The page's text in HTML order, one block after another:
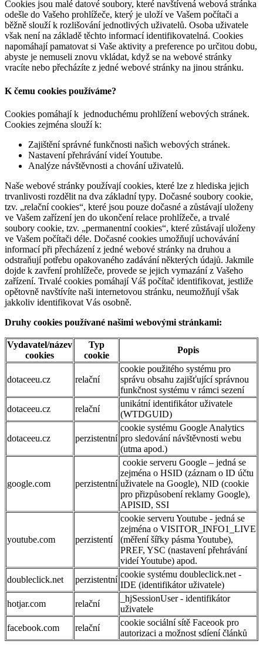
Cookies jsou malé datové soubory, které navštívená webová stránka
odešle do Vašeho prohlížeče, který je uloží ve Vašem počítači a
běžně slouží k rozlišování jednotlivých uživatelů. Osoba uživatele
však není na základě těchto informací identifikovatelná. Cookies
napomáhají pamatovat si Vaše aktivity a preference po určitou dobu,
abyste je nemuseli znovu vkládat, když se na webové stránky
vracíte nebo přecházíte z jedné webové stránky na jinou stránku.
K čemu cookies používáme?
Cookies pomáhají k jednoduchému prohlížení webových stránek.
Cookies zejména slouží k:
Zajištění správné funkčnosti našich webových stránek.
Nastavení přehrávání videí Youtube.
Analýze návštěvnosti a chování uživatelů.
Naše webové stránky používají cookies, které lze z hlediska jejich
trvanlivosti rozdělit na dva základní typy. Dočasné soubory cookie,
tzv. „relační cookies“, které jsou pouze dočasné a zůstávají uloženy
ve Vašem zařízení jen do ukončení relace prohlížeče, a trvalé
soubory cookie, tzv. „permanentní cookies“, které zůstávají uloženy
ve Vašem počítači déle. Dočasné cookies umožňují uchovávání
informací při přecházení z jedné webové stránky na druhou a
odstraňují potřebu opakovaného zadávání některých údajů. Jakmile
dojde k zavření prohlížeče, provede se jejich vymazání z Vašeho
zařízení. Trvalé cookies pomáhají Váš počítač identifikovat, jestliže
opětovně navštívíte naši internetovou stránku, neumožňují však
jakkoliv identifikovat Vás osobně.
Druhy cookies používané našimi webovými stránkami:
Vydavatel/název
cookies
Typ
cookie
Popis
dotaceeu.cz relační
cookie použitého systému pro
správu obsahu zajišťující správnou
funkčnost systému v rámci sezení
dotaceeu.cz
relační
unikátní identifikátor uživatele
(WTDGUID)
dotaceeu.cz perzistentní
cookie systému Google Analytics
pro sledování návštěvnosti webu
(utma apod.)
google.com perzistentní
cookie serveru Google – jedná se
zejména o HSID (záznam o ID účtu
uživatele na Google), NID (cookie
pro přizpůsobení reklamy Google),
APISID, SSI
youtube.com perzistentí
cookie serveru Youtube - jedná se
zejména o VISITOR_INFO1_LIVE
(měření šířky pásma Youtube),
PREF, YSC (nastavení přehrávání
videí Youtube) apod.
doubleclick.net
perzistentní
cookie systému doubleclick.net -
IDE (identifikátor uživatele)
hotjar.com
relační
_hjSessionUser - identifikátor
uživatele
facebook.com
relační
cookie sociální sítě Faceook pro
autorizaci a možnost sdíení článků